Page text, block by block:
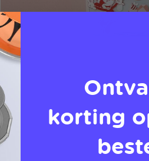
korting